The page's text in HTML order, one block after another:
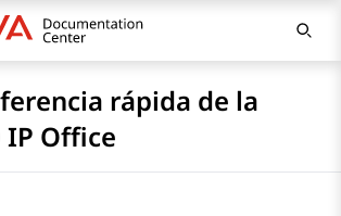
rápida de la
IP Office